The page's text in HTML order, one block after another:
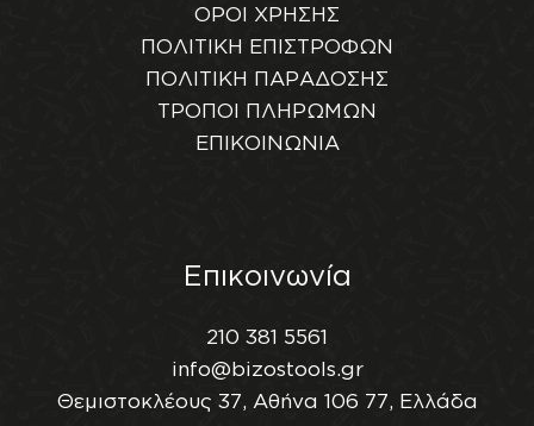
ΟΡΟΙ ΧΡΗΣΗΣ
ΠΟΛΙΤΙΚΗ ΕΠΙΣΤΡΟΦΩΝ
ΠΟΛΙΤΙΚΗ ΠΑΡΑΔΟΣΗΣ
ΤΡΟΠΟΙ ΠΛΗΡΩΜΩΝ
ΕΠΙΚΟΙΝΩΝΙΑ
Επικοινωνία
210 381 5561
info@bizostools.gr
Θεμιστοκλέους 37, Αθήνα 106 77, Ελλάδα